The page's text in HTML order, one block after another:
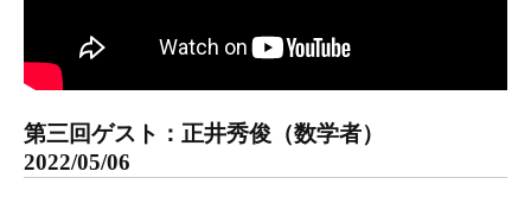
第三回ゲスト：正井秀俊（数学者）
2022/05/06